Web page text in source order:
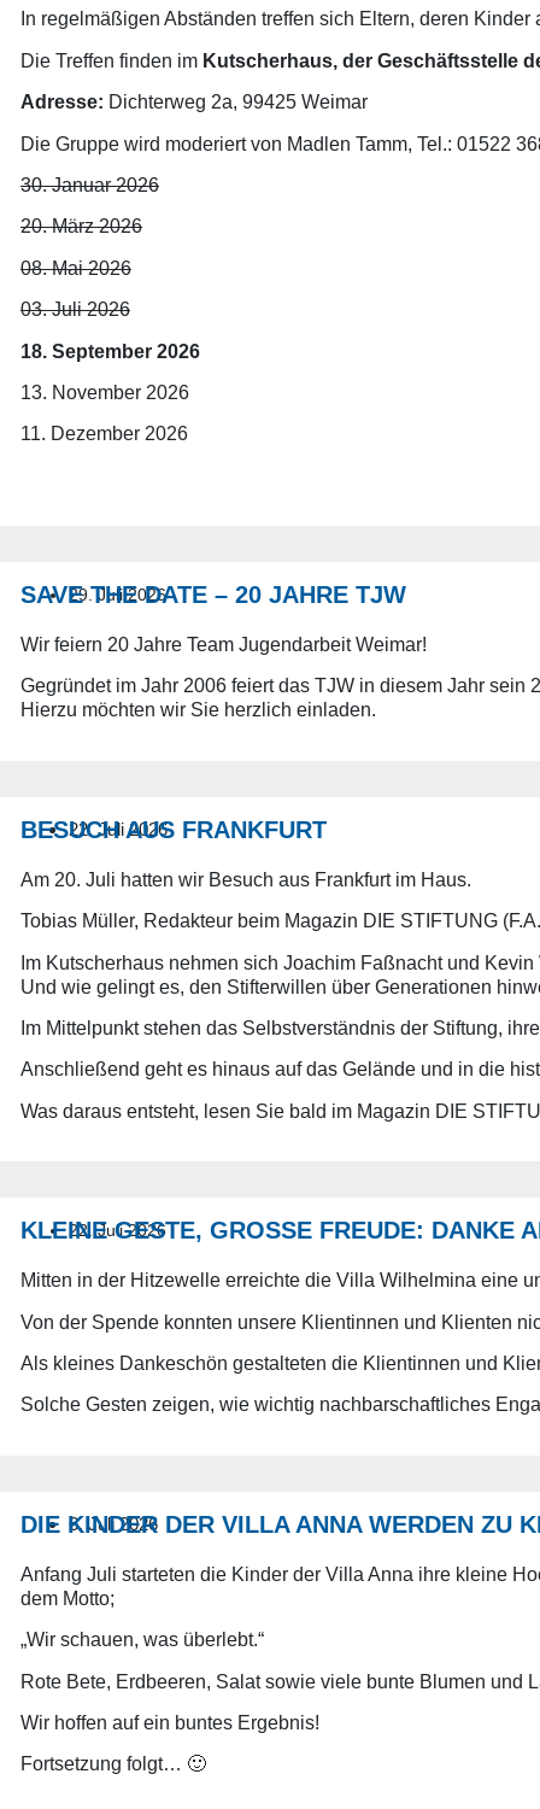
In regelmäßigen Abständen treffen sich Eltern, deren
Die Treffen finden im Kutscherhaus, der Geschäftsstelle
Adresse: Dichterweg 2a, 99425 Weimar
Die Gruppe wird moderiert von Madlen Tamm, Tel.: 01522
30. Januar 2026
20. März 2026
08. Mai 2026
03. Juli 2026
18. September 2026
13. November 2026
11. Dezember 2026
29. Juli 2026
SAVE THE DATE – 20 JAHRE TJW
Wir feiern 20 Jahre Team Jugendarbeit Weimar!
Gegründet im Jahr 2006 feiert das TJW in diesem Jahr sein
Hierzu möchten wir Sie herzlich einladen.
22. Juli 2026
BESUCH AUS FRANKFURT
Am 20. Juli hatten wir Besuch aus Frankfurt im Haus.
Tobias Müller, Redakteur beim Magazin DIE STIFTUNG
Im Kutscherhaus nehmen sich Joachim Faßnacht und
Und wie gelingt es, den Stifterwillen über Generationen
Im Mittelpunkt stehen das Selbstverständnis der Stiftung,
Anschließend geht es hinaus auf das Gelände und in die
Was daraus entsteht, lesen Sie bald im Magazin DIE
22. Juli 2026
KLEINE GESTE, GROSSE FREUDE: DANKE
Mitten in der Hitzewelle erreichte die Villa Wilhelmina eine
Von der Spende konnten unsere Klientinnen und Klienten
Als kleines Dankeschön gestalteten die Klientinnen und
Solche Gesten zeigen, wie wichtig nachbarschaftliches
6. Juli 2026
DIE KINDER DER VILLA ANNA WERDEN ZU
Anfang Juli starteten die Kinder der Villa Anna ihre kleine
dem Motto;
„Wir schauen, was überlebt.“
Rote Bete, Erdbeeren, Salat sowie viele bunte Blumen und
Wir hoffen auf ein buntes Ergebnis!
Fortsetzung folgt… 🙂